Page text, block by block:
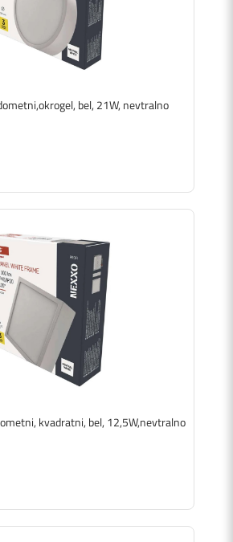
bel, 21W, nevtralno
kvadratni, bel, 12,5W,nevtralno